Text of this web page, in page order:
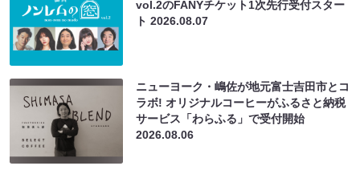
vol.2のFANYチケット1次先行受付スター
ト2026.08.07
ニューヨーク・嶋佐が地元富士吉田市とコ
ラボ! オリジナルコーヒーがふるさと納税
サービス「わらふる」で受付開始
2026.08.06